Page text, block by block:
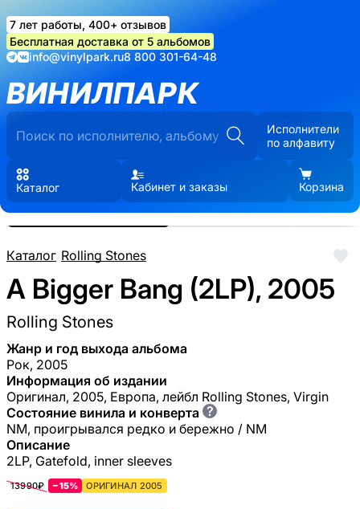
7 лет работы, 400+ отзывов
Бесплатная доставка от 5 альбомов
info@vinylpark.ru8 800 301-64-48
ВИНИЛПАРК
Исполнители
по алфавиту
Каталог Кабинет и заказы Корзина
Каталог/Rolling Stones
A Bigger Bang (2LP), 2005
Rolling Stones
Жанр и год выхода альбома
Рок, 2005
Информация об издании
Оригинал, 2005, Европа, лейбл Rolling Stones, Virgin
Состояние винила и конверта ?
NM, проигрывался редко и бережно / NM
Описание
2LP, Gatefold, inner sleeves
13990₽ −15% ОРИГИНАЛ 2005
Реальные фото пластинки.
Нажмите, чтобы увеличить